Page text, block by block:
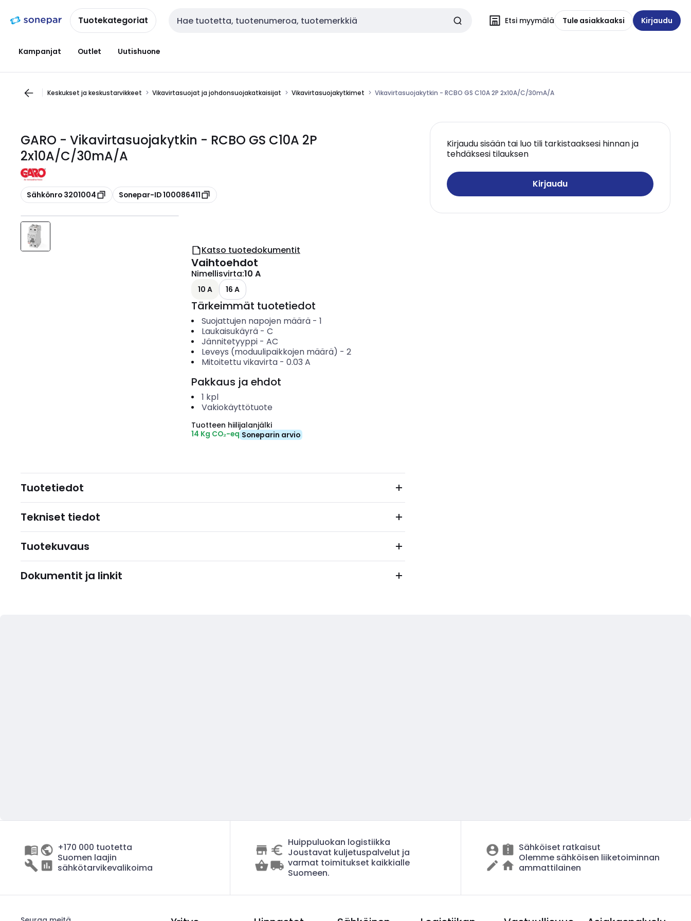
navigointiinsisältöönTuotekategoriat Haku Etsi myymälä Tule asiakkaaksi Kirjaudu
Kampanjat Outlet Uutishuone
Keskukset ja keskustarvikkeet Vikavirtasuojat ja johdonsuojakatkaisijat Vikavirtasuojakytkimet Vikavirtasuojakytkin - RCBO GS C10A 2P 2x10A/C/30mA/A
GARO - Vikavirtasuojakytkin - RCBO GS C10A 2P
2x10A/C/30mA/A
Kopioi
Sähkönro 3201004 Kopioi
Sonepar-ID 100086411
Kirjaudu sisään tai luo tili tarkistaaksesi hinnan ja
tehdäksesi tilauksen
Kirjaudu
Katso tuotedokumentit
Vaihtoehdot
Nimellisvirta:10 A
10 A 16 A
Tärkeimmät tuotetiedot
Suojattujen napojen määrä- 1
Laukaisukäyrä- C
Jännitetyyppi- AC
Leveys (moduulipaikkojen määrä) - 2
Mitoitettu vikavirta- 0.03 A
Pakkaus ja ehdot
1 kpl
Vakiokäyttötuote
Tuotteen hiilijalanjälki
14 Kg CO₂-eq Soneparin arvio
Tuotetiedot
Tekniset tiedot
Tuotekuvaus
Dokumentit ja linkit
+170 000 tuotetta
Suomen laajin
sähkötarvikevalikoima
Huippuluokan logistiikka
Joustavat kuljetuspalvelut ja
varmat toimitukset kaikkialle
Suomeen.
Sähköiset ratkaisut
Olemme sähköisen liiketoiminnan
ammattilainen